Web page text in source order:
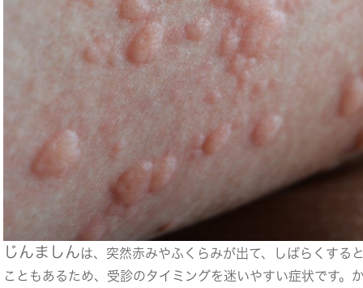
じんましんは、突然赤みやふくらみが出て、しばらくする
こともあるため、受診のタイミングを迷いやすい症状です。